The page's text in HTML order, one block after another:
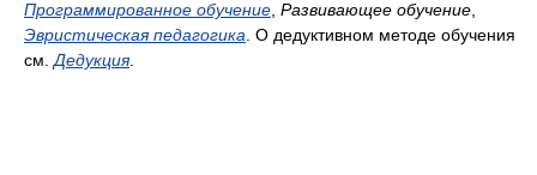
Программированное обучение Развивающее обучение
Эвристическая педагогика . О дедуктивном методе обучения
см. Дедукция.